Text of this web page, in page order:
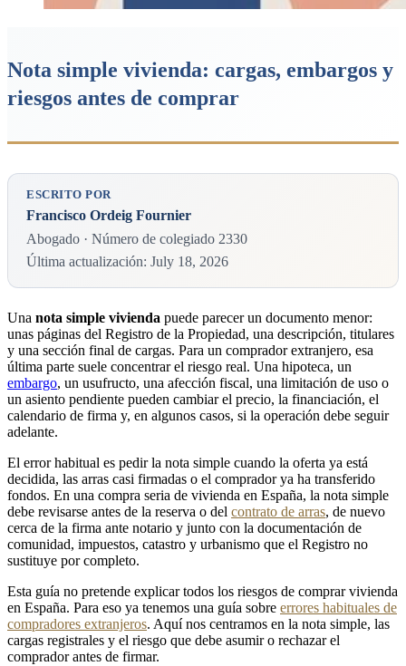
Nota simple vivienda: cargas, embargos y
riesgos antes de comprar
ESCRITO POR
Francisco Ordeig Fournier
Abogado · Número de colegiado 2330
Última actualización: July 18, 2026
Una nota simple vivienda puede parecer un documento menor:
unas páginas del Registro de la Propiedad, una descripción, titulares
y una sección final de cargas. Para un comprador extranjero, esa
última parte suele concentrar el riesgo real. Una hipoteca, un
embargo, un usufructo, una afección fiscal, una limitación de uso o
un asiento pendiente pueden cambiar el precio, la financiación, el
calendario de firma y, en algunos casos, si la operación debe seguir
adelante.
El error habitual es pedir la nota simple cuando la oferta ya está
decidida, las arras casi firmadas o el comprador ya ha transferido
fondos. En una compra seria de vivienda en España, la nota simple
debe revisarse antes de la reserva o del contrato de arras, de nuevo
cerca de la firma ante notario y junto con la documentación de
comunidad, impuestos, catastro y urbanismo que el Registro no
sustituye por completo.
Esta guía no pretende explicar todos los riesgos de comprar vivienda
en España. Para eso ya tenemos una guía sobre errores habituales de
compradores extranjeros. Aquí nos centramos en la nota simple, las
cargas registrales y el riesgo que debe asumir o rechazar el
comprador antes de firmar.